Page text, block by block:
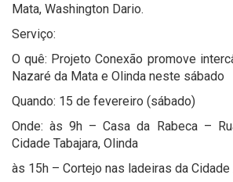
Mata, Washington Dario.
Serviço:
O quê: Projeto Conexão promove
Nazaré da Mata e Olinda neste sábado
Quando: 15 de fevereiro (sábado)
Onde: às 9h – Casa da Rabeca –
Cidade Tabajara, Olinda
às 15h – Cortejo nas ladeiras da Cidade